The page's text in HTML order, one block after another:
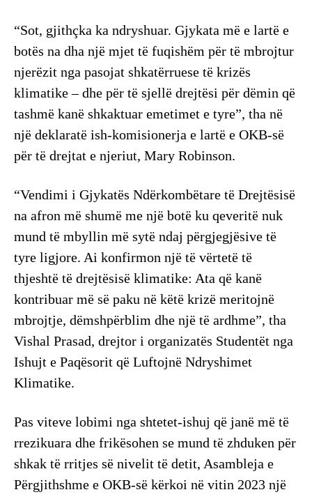
“Sot, gjithçka ka ndryshuar. Gjykata më e lartë e
botës na dha një mjet të fuqishëm për të mbrojtur
njerëzit nga pasojat shkatërruese të krizës
klimatike – dhe për të sjellë drejtësi për dëmin që
tashmë kanë shkaktuar emetimet e tyre”, tha në
një deklaratë ish-komisionerja e lartë e OKB-së
për të drejtat e njeriut, Mary Robinson.
“Vendimi i Gjykatës Ndërkombëtare të Drejtësisë
na afron më shumë me një botë ku qeveritë nuk
mund të mbyllin më sytë ndaj përgjegjësive të
tyre ligjore. Ai konfirmon një të vërtetë të
thjeshtë të drejtësisë klimatike: Ata që kanë
kontribuar më së paku në këtë krizë meritojnë
mbrojtje, dëmshpërblim dhe një të ardhme”, tha
Vishal Prasad, drejtor i organizatës Studentët nga
Ishujt e Paqësorit që Luftojnë Ndryshimet
Klimatike.
Pas viteve lobimi nga shtetet-ishuj që janë më të
rrezikuara dhe frikësohen se mund të zhduken për
shkak të rritjes së nivelit të detit, Asambleja e
Përgjithshme e OKB-së kërkoi në vitin 2023 një